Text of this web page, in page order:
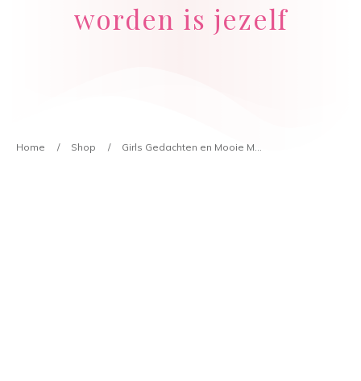
worden is jezelf
Home / Shop / Girls Gedachten en Mooie Momenten